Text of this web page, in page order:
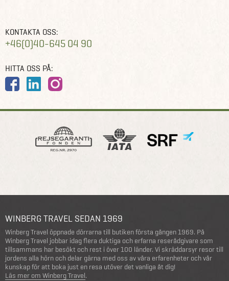
KONTAKTA OSS:
+46(0)40-645 04 90
HITTA OSS PÅ:
WINBERG TRAVEL SEDAN 1969
Winberg Travel öppnade dörrarna till butiken första gången 1969. På
Winberg Travel jobbar idag flera duktiga och erfarna reserådgivare som
tillsammans har besökt och rest i över 100 länder. Vi skräddarsyr resor till
jordens alla hörn och delar gärna med oss av våra erfarenheter och vår
kunskap för att boka just en resa utöver det vanliga åt dig!
Läs mer om Winberg Travel.